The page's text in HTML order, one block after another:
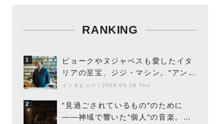
RANKING
1
ビョークやヌジャベスも愛したイタ
リアの至宝、ジジ・マシン。“アンビ
エントの巨匠”が明かす創作の原点
インタビュー 2026.05.28 Thu
2
“見過ごされているもの“のために
――神域で響いた“個人“の音楽。冥